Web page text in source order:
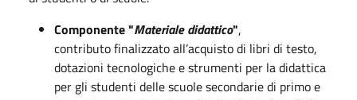
Componente "Materiale didattico",
contributo finalizzato all’acquisto di libri di testo,
dotazioni tecnologiche e strumenti per la didattica
per gli studenti delle scuole secondarie di primo e